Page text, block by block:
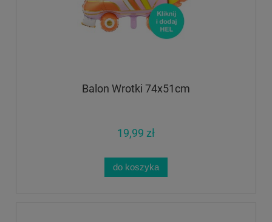
Balon Wrotki 74x51cm
19,99 zł
do koszyka